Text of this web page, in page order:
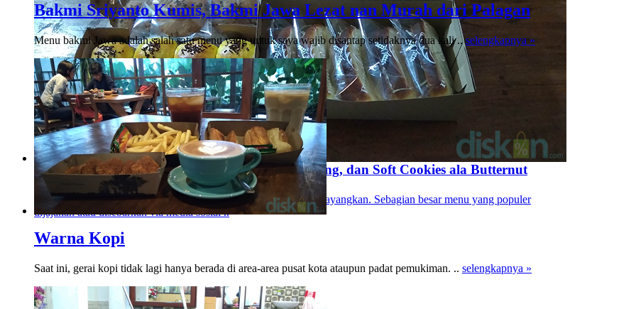
Menikmati Cita Rasa Klasik Roti Sisir, Bolen Pisang, dan Soft Cookies ala Butternut
Baked
Perkembangan dan inovasi rasa makanan memang sudah tak terbayangkan. Sebagian besar menu yang populer
dijajakan atau disebarkan via media sosial ..
Bakmi Sriyanto Kumis, Bakmi Jawa Lezat nan Murah dari Palagan
Menu bakmi Jawa adalah salah satu menu yang untuk saya wajib disantap setidaknya dua kali ..selengkapnya »
Warna Kopi
Saat ini, gerai kopi tidak lagi hanya berada di area-area pusat kota ataupun padat pemukiman. .. selengkapnya »